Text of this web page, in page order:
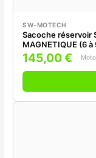
SW-MOTECH
Sacoche réservoir
MAGNETIQUE (6
145,00 €